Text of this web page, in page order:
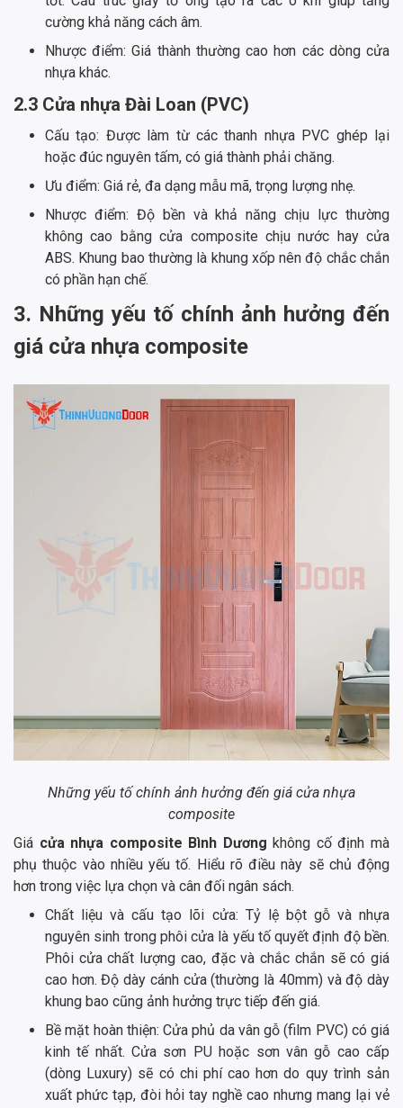
cường khả năng cách âm.
Nhược điểm: Giá thành thường cao hơn các dòng cửa
nhựa khác.
2.3 Cửa nhựa Đài Loan (PVC)
Cấu tạo: Được làm từ các thanh nhựa PVC ghép lại
hoặc đúc nguyên tấm, có giá thành phải chăng.
Ưu điểm: Giá rẻ, đa dạng mẫu mã, trọng lượng nhẹ.
Nhược điểm: Độ bền và khả năng chịu lực thường
không cao bằng cửa composite chịu nước hay cửa
ABS. Khung bao thường là khung xốp nên độ chắc chắn
có phần hạn chế.
3. Những yếu tố chính ảnh hưởng đến
giá cửa nhựa composite
Những yếu tố chính ảnh hưởng đến giá cửa nhựa
composite
Giá cửa nhựa composite Bình Dương không cố định mà
phụ thuộc vào nhiều yếu tố. Hiểu rõ điều này sẽ chủ động
hơn trong việc lựa chọn và cân đối ngân sách.
Chất liệu và cấu tạo lõi cửa: Tỷ lệ bột gỗ và nhựa
nguyên sinh trong phôi cửa là yếu tố quyết định độ bền.
Phôi cửa chất lượng cao, đặc và chắc chắn sẽ có giá
cao hơn. Độ dày cánh cửa (thường là 40mm) và độ dày
khung bao cũng ảnh hưởng trực tiếp đến giá.
Bề mặt hoàn thiện: Cửa phủ da vân gỗ (film PVC) có giá
kinh tế nhất. Cửa sơn PU hoặc sơn vân gỗ cao cấp
(dòng Luxury) sẽ có chi phí cao hơn do quy trình sản
xuất phức tạp, đòi hỏi tay nghề cao nhưng mang lại vẻ